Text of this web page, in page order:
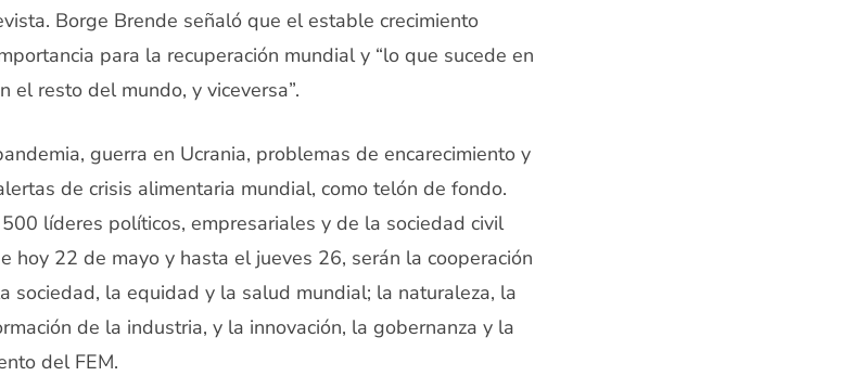
Borge Brende señaló que el estable crecimiento
para la recuperación mundial y “lo que sucede en
el resto del mundo, y viceversa”.
guerra en Ucrania, problemas de encarecimiento y
de crisis alimentaria mundial, como telón de fondo.
líderes políticos, empresariales y de la sociedad civil
hoy 22 de mayo y hasta el jueves 26, serán la cooperación
sociedad, la equidad y la salud mundial; la naturaleza, la
de la industria, y la innovación, la gobernanza y la
del FEM.